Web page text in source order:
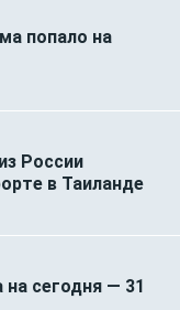
попало на
России
в Таиланде
на сегодня — 31